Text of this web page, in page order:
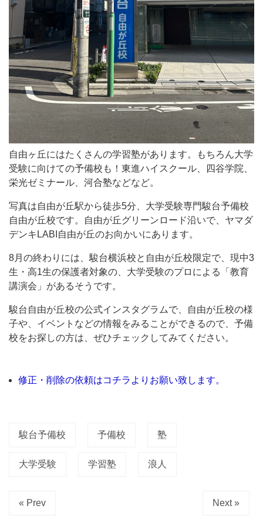
習
塾
が
あ
り
ま
す。
も
ち
ろ
ん
大
学
受
験
に
向
け
て
の
備
東
ハ
ス
自由ヶ丘にはたくさんの学習塾があります。もちろん大学
受験に向けての予備校も！東進ハイスクール、四谷学院、
栄光ゼミナール、河合塾などなど。
写真は自由が丘駅から徒歩5分、大学受験専門駿台予備校
自由が丘校です。自由が丘グリーンロード沿いで、ヤマダ
デンキLABI自由が丘のお向かいにあります。
8月の終わりには、駿台横浜校と自由が丘校限定で、現中3
生・高1生の保護者対象の、大学受験のプロによる「教育
講演会」があるそうです。
駿台自由が丘校の公式インスタグラムで、自由が丘校の様
子や、イベントなどの情報をみることができるので、予備
校をお探しの方は、ぜひチェックしてみてください。
修正・削除の依頼はコチラよりお願い致します。
駿台予備校 予備校 塾
大学受験 学習塾 浪人
« Prev Next »